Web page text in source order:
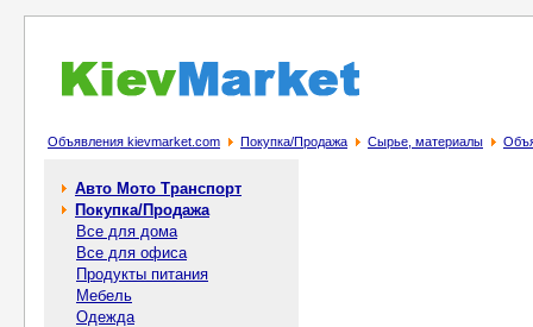
Объявления kievmarket.com Покупка/Продажа Сырье, материалы
Авто Мото Транспорт
Покупка/Продажа
Все для дома
Все для офиса
Продукты питания
Мебель
Одежда